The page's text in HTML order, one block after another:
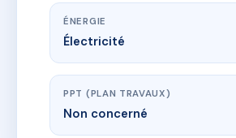
ÉNERGIE
Électricité
PPT (PLAN TRAVAUX)
Non concerné